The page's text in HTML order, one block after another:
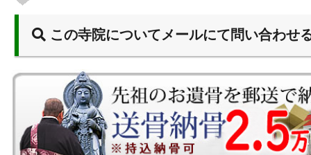
この寺院についてメールにて問い合わせ